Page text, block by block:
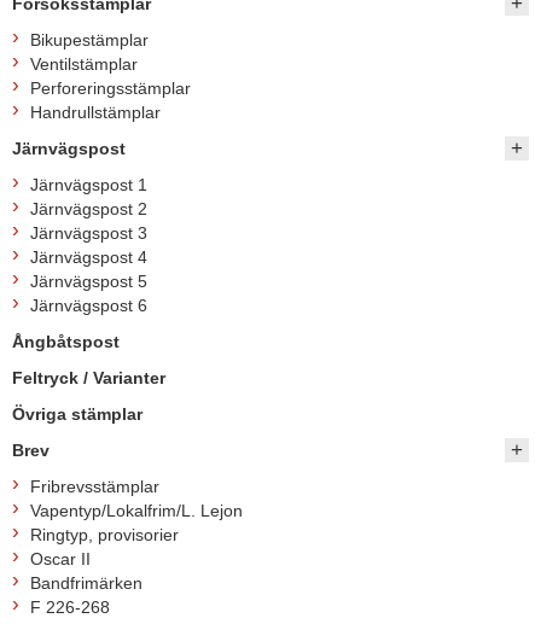
Bikupestämplar
Ventilstämplar
Perforeringsstämplar
Handrullstämplar
Järnvägspost
Järnvägspost 1
Järnvägspost 2
Järnvägspost 3
Järnvägspost 4
Järnvägspost 5
Järnvägspost 6
Ångbåtspost
Feltryck / Varianter
Övriga stämplar
Brev
Fribrevsstämplar
Vapentyp/Lokalfrim/L. Lejon
Ringtyp, provisorier
Oscar II
Bandfrimärken
F 226-268